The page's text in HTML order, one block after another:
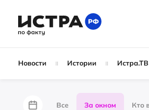
Новости Истории Истра.ТВ
Все За окном Кто